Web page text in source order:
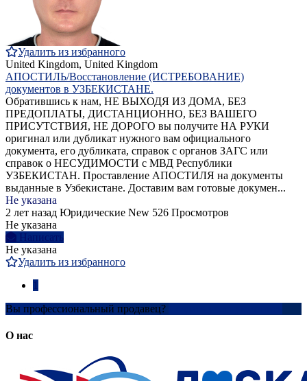
Удалить из избранного
United Kingdom, United Kingdom
АПОСТИЛЬ/Восстановление (ИСТРЕБОВАНИЕ)
документов в УЗБЕКИСТАНЕ.
Обратившись к нам, НЕ ВЫХОДЯ ИЗ ДОМА, БЕЗ
ПРЕДОПЛАТЫ, ДИСТАНЦИОННО, БЕЗ ВАШЕГО
ПРИСУТСТВИЯ, НЕ ДОРОГО вы получите НА РУКИ
оригинал или дубликат нужного вам официального
документа, его дубликата, справок с органов ЗАГС или
справок о НЕСУДИМОСТИ с МВД Республики
УЗБЕКИСТАН. Проставление АПОСТИЛЯ на документы
выданные в Узбекистане. Доставим вам готовые докумен...
Не указана
2 лет назад Юридические New 526 Просмотров
Не указана
Написать
Не указана
Удалить из избранного
Вы профессиональный продавец?
О нас